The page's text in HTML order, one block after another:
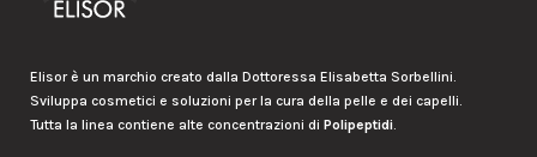
Elisor è un marchio creato dalla Dottoressa Elisabetta Sorbellini.
Sviluppa cosmetici e soluzioni per la cura della pelle e dei capelli.
Tutta la linea contiene alte concentrazioni di Polipeptidi.